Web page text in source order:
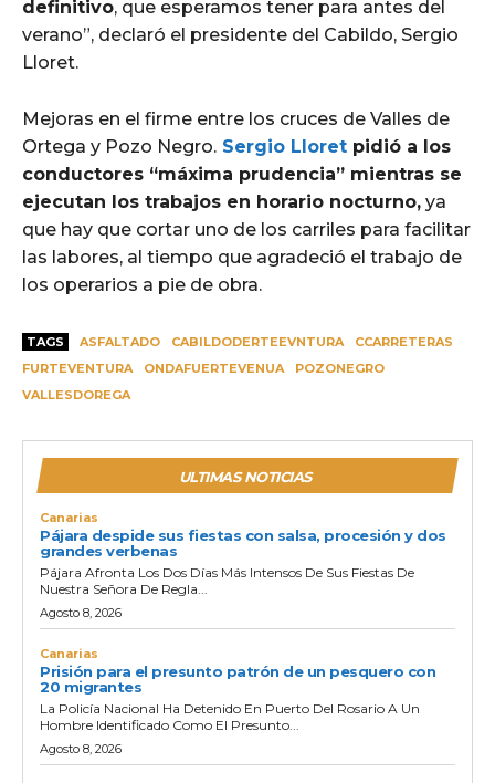
definitivo, que esperamos tener para antes del
verano”, declaró el presidente del Cabildo, Sergio
Lloret.
Mejoras en el firme entre los cruces de Valles de
Ortega y Pozo Negro. Sergio Lloret pidió a los
conductores “máxima prudencia” mientras se
ejecutan los trabajos en horario nocturno, ya
que hay que cortar uno de los carriles para facilitar
las labores, al tiempo que agradeció el trabajo de
los operarios a pie de obra.
TAGS ASFALTADO CABILDODERTEEVNTURA
CCARRETERAS
FURTEVENTURA
ONDAFUERTEVENUA
POZONEGRO
VALLESDOREGA
ULTIMAS NOTICIAS
Canarias
Pájara despide sus fiestas con salsa, procesión y dos
grandes verbenas
Pájara Afronta Los Dos Días Más Intensos De Sus Fiestas De
Nuestra Señora De Regla...
Agosto 8, 2026
Canarias
Prisión para el presunto patrón de un pesquero con
20 migrantes
La Policía Nacional Ha Detenido En Puerto Del Rosario A Un
Hombre Identificado Como El Presunto...
Agosto 8, 2026